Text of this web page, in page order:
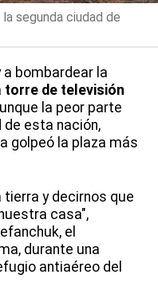
segunda ciudad de
a bombardear la
torre de televisión
la peor parte
de esta nación,
golpeó la plaza más
tierra y decirnos que
casa",
el
durante una
antiaéreo del